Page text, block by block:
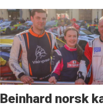
Beinhard norsk